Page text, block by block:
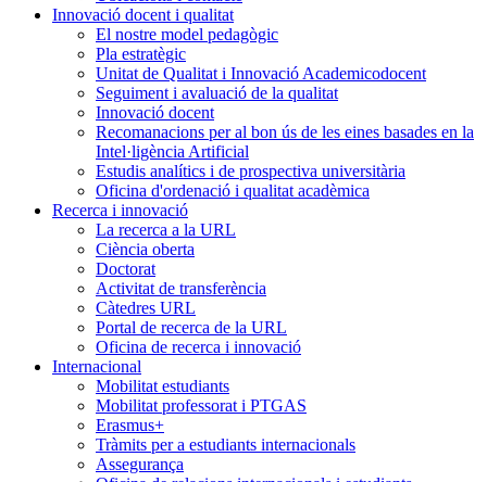
Innovació docent i qualitat
El nostre model pedagògic
Pla estratègic
Unitat de Qualitat i Innovació Academicodocent
Seguiment i avaluació de la qualitat
Innovació docent
Recomanacions per al bon ús de les eines basades en la
Intel·ligència Artificial
Estudis analítics i de prospectiva universitària
Oficina d'ordenació i qualitat acadèmica
Recerca i innovació
La recerca a la URL
Ciència oberta
Doctorat
Activitat de transferència
Càtedres URL
Portal de recerca de la URL
Oficina de recerca i innovació
Internacional
Mobilitat estudiants
Mobilitat professorat i PTGAS
Erasmus+
Tràmits per a estudiants internacionals
Assegurança